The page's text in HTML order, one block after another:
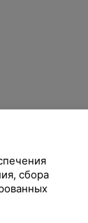
22,51 руб.
сбора